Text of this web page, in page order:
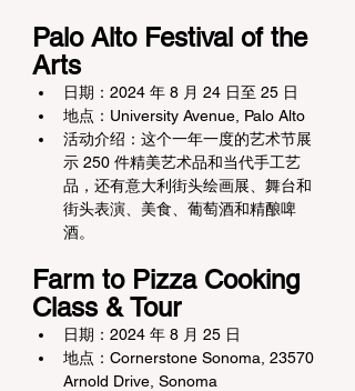
Palo Alto Festival of the
Arts
日期：2024 年 8 月 24 日至 25 日
地点：University Avenue, Palo Alto
活动介绍：这个一年一度的艺术节展
示 250 件精美艺术品和当代手工艺
品，还有意大利街头绘画展、舞台和
街头表演、美食、葡萄酒和精酿啤
酒。
Farm to Pizza Cooking
Class & Tour
日期：2024 年 8 月 25 日
地点：Cornerstone Sonoma, 23570
Arnold Drive, Sonoma